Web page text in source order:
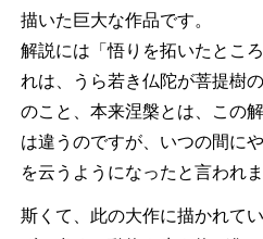
描いた巨大な作品です。
解説には「悟りを拓いたとこ
れは、うら若き仏陀が菩提樹
のこと、本来涅槃とは、この
は違うのですが、いつの間に
を云うようになったと言われま
斯くて、此の大作に描かれて